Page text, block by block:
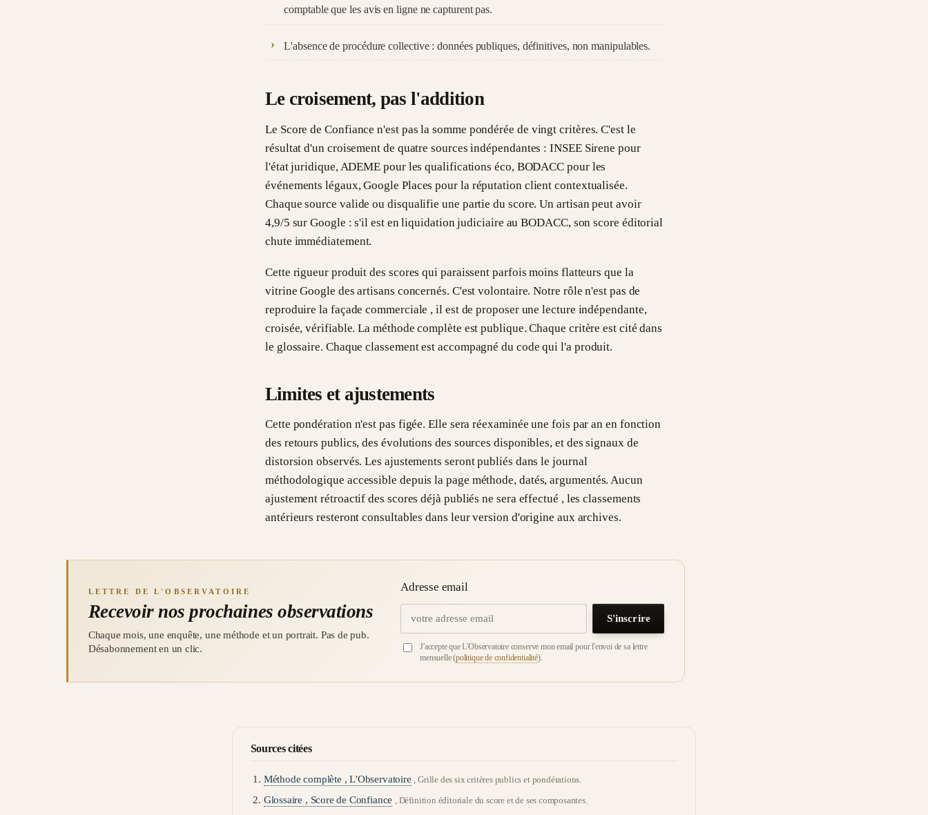
comptable que les avis en ligne ne capturent pas.
L'absence de procédure collective : données publiques, définitives, non manipulables.
Le croisement, pas l'addition
Le Score de Confiance n'est pas la somme pondérée de vingt critères. C'est le
résultat d'un croisement de quatre sources indépendantes : INSEE Sirene pour
l'état juridique, ADEME pour les qualifications éco, BODACC pour les
événements légaux, Google Places pour la réputation client contextualisée.
Chaque source valide ou disqualifie une partie du score. Un artisan peut avoir
4,9/5 sur Google : s'il est en liquidation judiciaire au BODACC, son score éditorial
chute immédiatement.
Cette rigueur produit des scores qui paraissent parfois moins flatteurs que la
vitrine Google des artisans concernés. C'est volontaire. Notre rôle n'est pas de
reproduire la façade commerciale , il est de proposer une lecture indépendante,
croisée, vérifiable. La méthode complète est publique. Chaque critère est cité dans
le glossaire. Chaque classement est accompagné du code qui l'a produit.
Limites et ajustements
Cette pondération n'est pas figée. Elle sera réexaminée une fois par an en fonction
des retours publics, des évolutions des sources disponibles, et des signaux de
distorsion observés. Les ajustements seront publiés dans le journal
méthodologique accessible depuis la page méthode, datés, argumentés. Aucun
ajustement rétroactif des scores déjà publiés ne sera effectué , les classements
antérieurs resteront consultables dans leur version d'origine aux archives.
LETTRE DE L'OBSERVATOIRE
Recevoir nos prochaines observations
Chaque mois, une enquête, une méthode et un portrait. Pas de pub.
Désabonnement en un clic.
Adresse email
S'inscrire
J'accepte que L'Observatoire conserve mon email pour l'envoi de sa lettre
mensuelle (politique de confidentialité).
Sources citées
Méthode complète , L'Observatoire , Grille des six critères publics et pondérations.
Glossaire , Score de Confiance , Définition éditoriale du score et de ses composantes.